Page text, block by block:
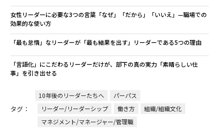
女性リーダーに必要な3つの言葉「なぜ」「だから」「いいえ」—職場での
効果的な使い方
「最も怠惰」なリーダーが「最も結果を出す」リーダーである5つの理由
「言語化」にこだわるリーダーだけが、部下の真の実力「素晴らしい仕
事」を引き出せる
タグ：
10年後のリーダーたちへ
パーパス
リーダー/リーダーシップ
働き方
組織/組織文化
マネジメント/マネージャー/管理職